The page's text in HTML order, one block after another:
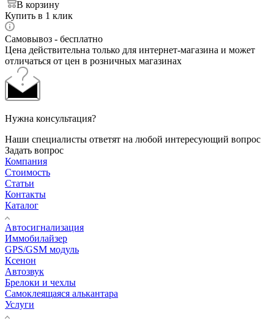
В корзину
Купить в 1 клик
Самовывоз - бесплатно
Цена действительна только для интернет-магазина и может
отличаться от цен в розничных магазинах
Нужна консультация?
Наши специалисты ответят на любой интересующий вопрос
Задать вопрос
Компания
Стоимость
Статьи
Контакты
Каталог
Автосигнализация
Иммобилайзер
GPS/GSM модуль
Ксенон
Автозвук
Брелоки и чехлы
Самоклеящаяся алькантара
Услуги